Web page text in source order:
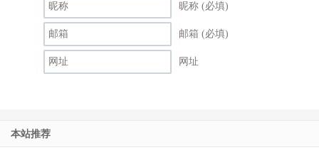
昵称 (必填)
邮箱 (必填)
网址
本站推荐